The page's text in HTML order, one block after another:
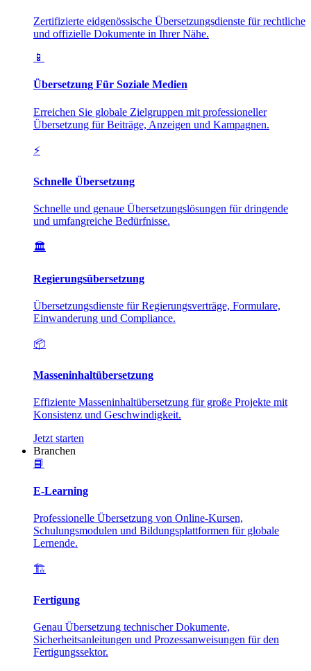
Zertifizierte eidgenössische Übersetzungsdienste für rechtliche
und offizielle Dokumente in Ihrer Nähe.
📱
Übersetzung Für Soziale Medien
Erreichen Sie globale Zielgruppen mit professioneller
Übersetzung für Beiträge, Anzeigen und Kampagnen.
⚡
Schnelle Übersetzung
Schnelle und genaue Übersetzungslösungen für dringende
und umfangreiche Bedürfnisse.
🏛️
Regierungsübersetzung
Übersetzungsdienste für Regierungsverträge, Formulare,
Einwanderung und Compliance.
📦
Masseninhaltübersetzung
Effiziente Masseninhaltübersetzung für große Projekte mit
Konsistenz und Geschwindigkeit.
Jetzt starten
Branchen
📘
E-Learning
Professionelle Übersetzung von Online-Kursen,
Schulungsmodulen und Bildungsplattformen für globale
Lernende.
🏗️
Fertigung
Genau Übersetzung technischer Dokumente,
Sicherheitsanleitungen und Prozessanweisungen für den
Fertigungssektor.